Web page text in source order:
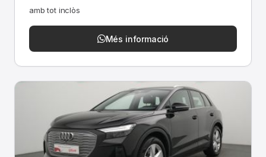
amb tot inclòs
Més informació